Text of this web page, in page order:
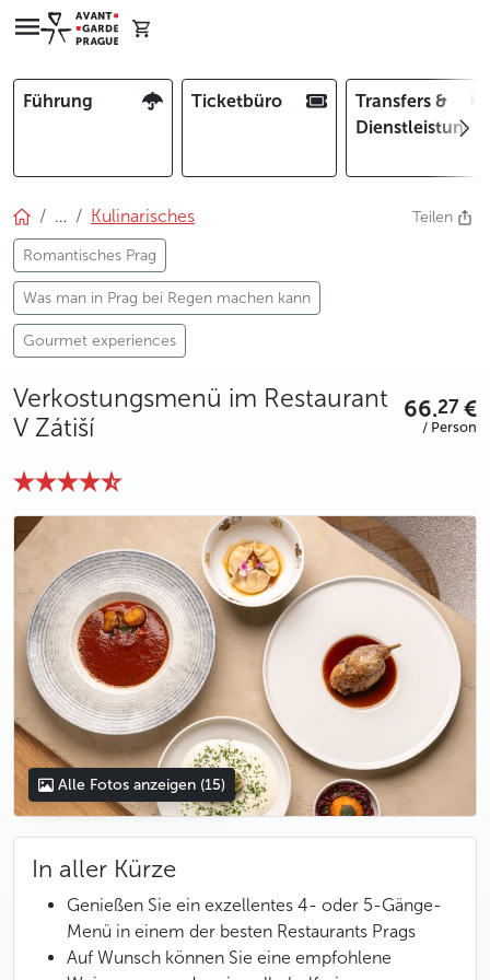
Führung Ticketbüro
Transfers &
… Kulinarisches
Romantisches Prag
Was man in Prag bei Regen machen kann
Gourmet experiences
Teilen
Verkostungsmenü im Restaurant
V Zátiší
66.27 €
/ Person
photo 5
photo 6
photo 7
photo 8
photo 9
photo 10
photo 11
photo 12
photo 13
photo 14
photo 15
Alle Fotos anzeigen (15)
In aller Kürze
Genießen Sie ein exzellentes 4- oder 5-Gänge-
Menü in einem der besten Restaurants Prags
Auf Wunsch können Sie eine empfohlene